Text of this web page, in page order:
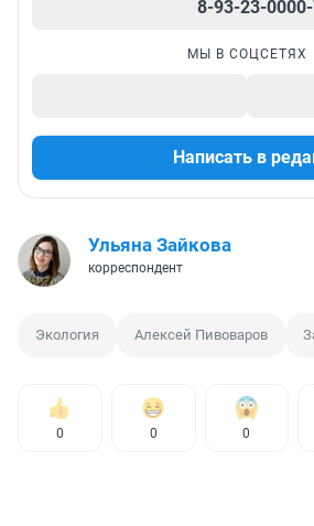
8-93-23-
МЫ В СОЦСЕТЯХ
Написать в
Ульяна Зайкова
корреспондент
Экология Алексей Пивоваров
0 0 0